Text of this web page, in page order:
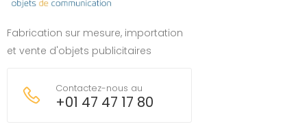
Fabrication sur mesure, importation
et vente d'objets publicitaires
Contactez-nous au
+01 47 47 17 80